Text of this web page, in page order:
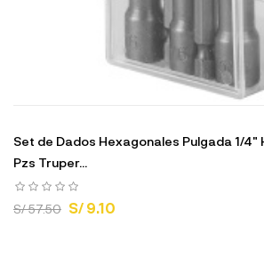
Set de Dados Hexagonales Pulgada 1/4"
Pzs Truper...
S/ 57.50 S/ 9.10